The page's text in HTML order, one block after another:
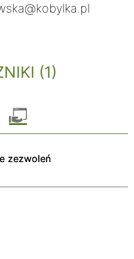
(1)
zezwoleń